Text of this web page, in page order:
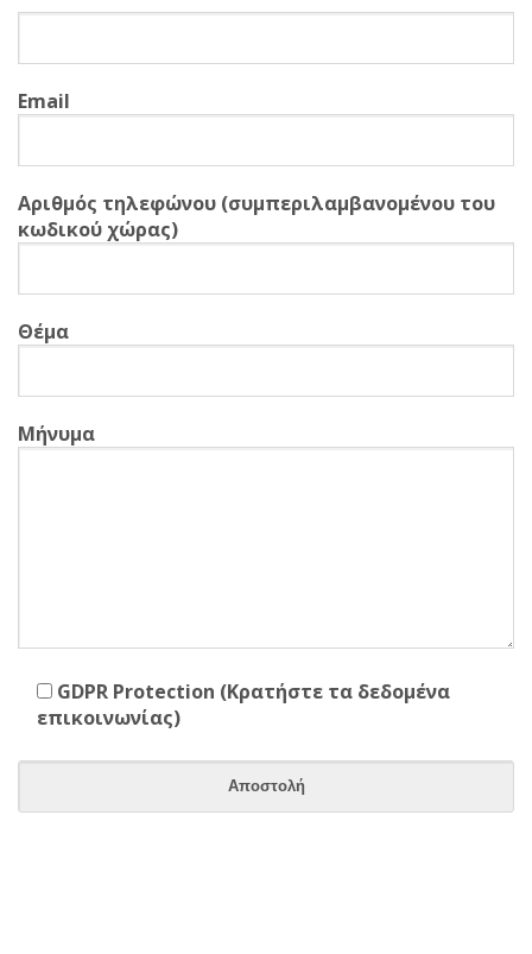
Email
Αριθμός τηλεφώνου (συμπεριλαμβανομένου του
κωδικού χώρας)
Θέμα
Mήνυμα
GDPR Protection (Κρατήστε τα δεδομένα
επικοινωνίας)